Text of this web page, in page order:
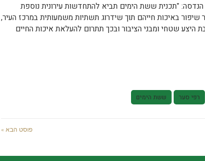
הנדסה: "תכנית ששת הימים תביא להתחדשות עירונית נוספת
שיפור באיכות חייהם תוך שידרוג תשתיות משמעותית במרכז העיר,
היצע שטחי ומבני הציבור ובכך תתרום להעלאת איכות החיים
רפי סער ששת הימים
פוסט הבא »